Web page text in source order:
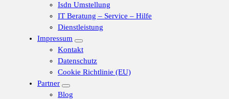
Isdn Umstellung
IT Beratung – Service – Hilfe
Dienstleistung
Impressum
Kontakt
Datenschutz
Cookie Richtlinie (EU)
Partner
Blog